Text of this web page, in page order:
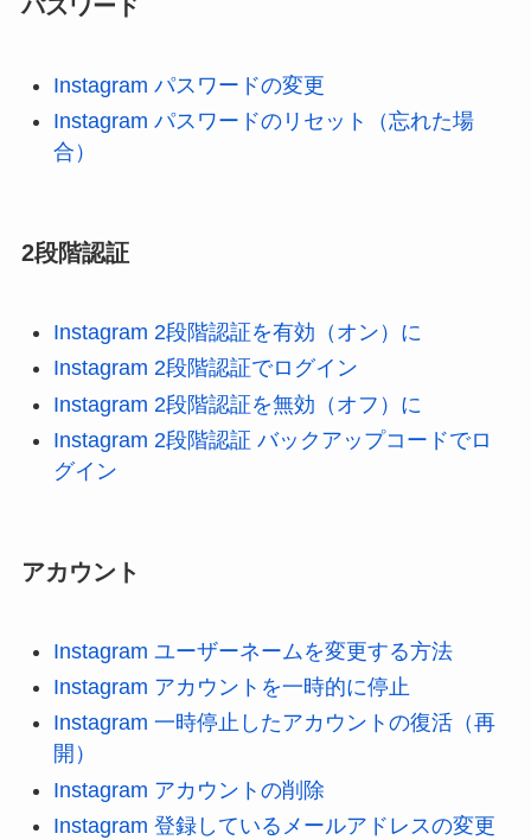
パスワード
Instagram パスワードの変更
Instagram パスワードのリセット（忘れた場
合）
2段階認証
Instagram 2段階認証を有効（オン）に
Instagram 2段階認証でログイン
Instagram 2段階認証を無効（オフ）に
Instagram 2段階認証 バックアップコードでロ
グイン
アカウント
Instagram ユーザーネームを変更する方法
Instagram アカウントを一時的に停止
Instagram 一時停止したアカウントの復活（再
開）
Instagram アカウントの削除
Instagram 登録しているメールアドレスの変更